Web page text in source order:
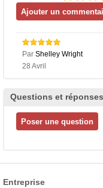
Par Shelley Wright
28 Avril
Questions et réponses
Entreprise